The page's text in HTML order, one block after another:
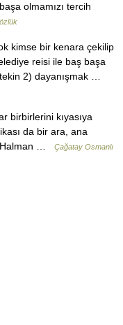
olmamızı tercih
kimse bir kenara çekilip
reisi ile baş başa
2) dayanışmak …
birbirlerini kıyasıya
da bir ara, ana
Halman …
Çağatay Osmanlı